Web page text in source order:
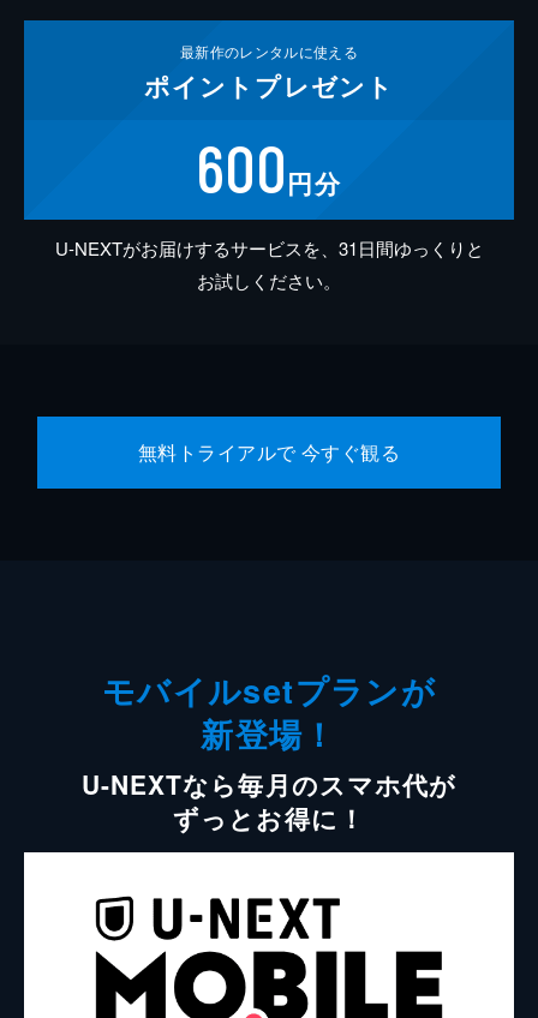
最新作のレンタルに使える
ポイント プレゼント
600円分
U-NEXTがお届けするサービスを、31日間ゆっくりと
お試しください。
無料トライアルで 今すぐ観る
モバイルsetプランが
新登場！
U-NEXTなら毎月のスマホ代が
ずっとお得に！